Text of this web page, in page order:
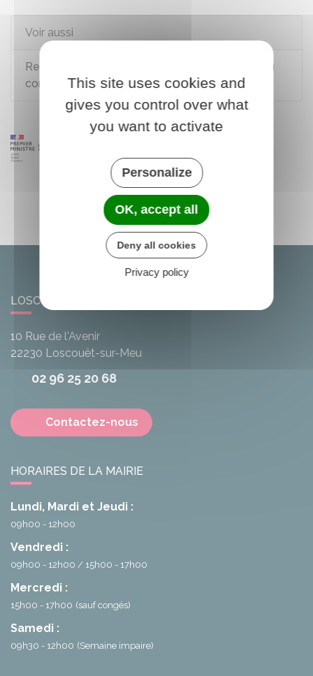
Voir aussi
Refus d'ouverture de compte bancaire : droit au
compte
LOSCOUËT-SUR-MEU
10 Rue de l'Avenir
22230 Loscouët-sur-Meu
02 96 25 20 68
Contactez-nous
HORAIRES DE LA MAIRIE
Lundi, Mardi et Jeudi :
09h00 - 12h00
Vendredi :
09h00 - 12h00 15h00 - 17h00
Mercredi :
15h00 - 17h00 (sauf congés)
Samedi :
09h30 - 12h00 (Semaine impaire)
This site uses cookies and
gives you control over what
you want to activate
Personalize
OK, accept all
Deny all cookies
Privacy policy